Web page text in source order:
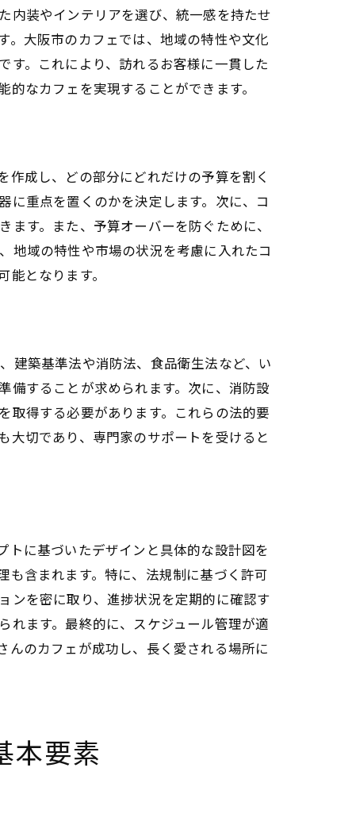
内装やインテリアを選び、統一感を持たせ
。大阪市のカフェでは、地域の特性や文化
す。これにより、訪れるお客様に一貫した
なカフェを実現することができます。
成し、どの部分にどれだけの予算を割く
に重点を置くのかを決定します。次に、コ
す。また、予算オーバーを防ぐために、
地域の特性や市場の状況を考慮に入れたコ
となります。
建築基準法や消防法、食品衛生法など、い
備することが求められます。次に、消防設
取得する必要があります。これらの法的要
大切であり、専門家のサポートを受けると
トに基づいたデザインと具体的な設計図を
も含まれます。特に、法規制に基づく許可
ンを密に取り、進捗状況を定期的に確認す
れます。最終的に、スケジュール管理が適
んのカフェが成功し、長く愛される場所に
本要素